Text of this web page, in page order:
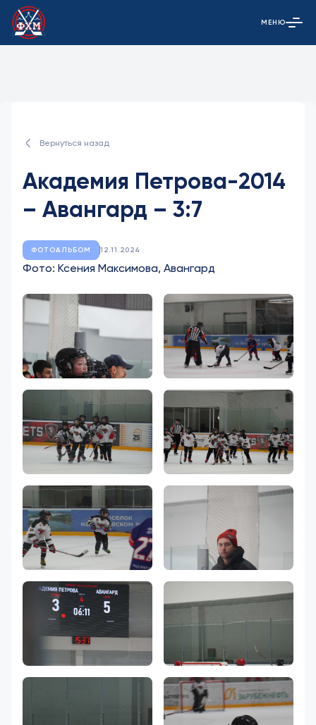
Открыть
МЕНЮ
Вернуться назад
Академия Петрова-2014
– Авангард – 3:7
ФОТОАЛЬБОМ 12.11.2024
Фото: Ксения Максимова, Авангард